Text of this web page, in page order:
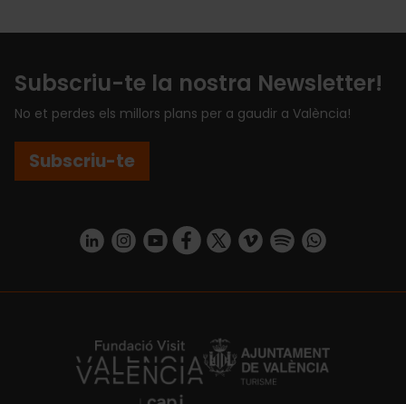
Subscriu-te la nostra Newsletter!
No et perdes els millors plans per a gaudir a València!
Subscriu-te
https://www.linkedin.com/company/turismo-valencia/mycompany/
https://www.instagram.com/visit_valencia/
https://www.youtube.com/user/
https://www.facebook.com/
https://twitter.com/
https://vimeo.com/
https://https://api.whatsapp.com/
https://fundacion.visitvalencia.com/